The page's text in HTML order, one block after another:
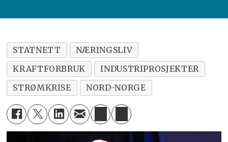
STATNETT
NÆRINGSLIV
KRAFTFORBRUK
INDUSTRIPROSJEKTER
STRØMKRISE
NORD-NORGE